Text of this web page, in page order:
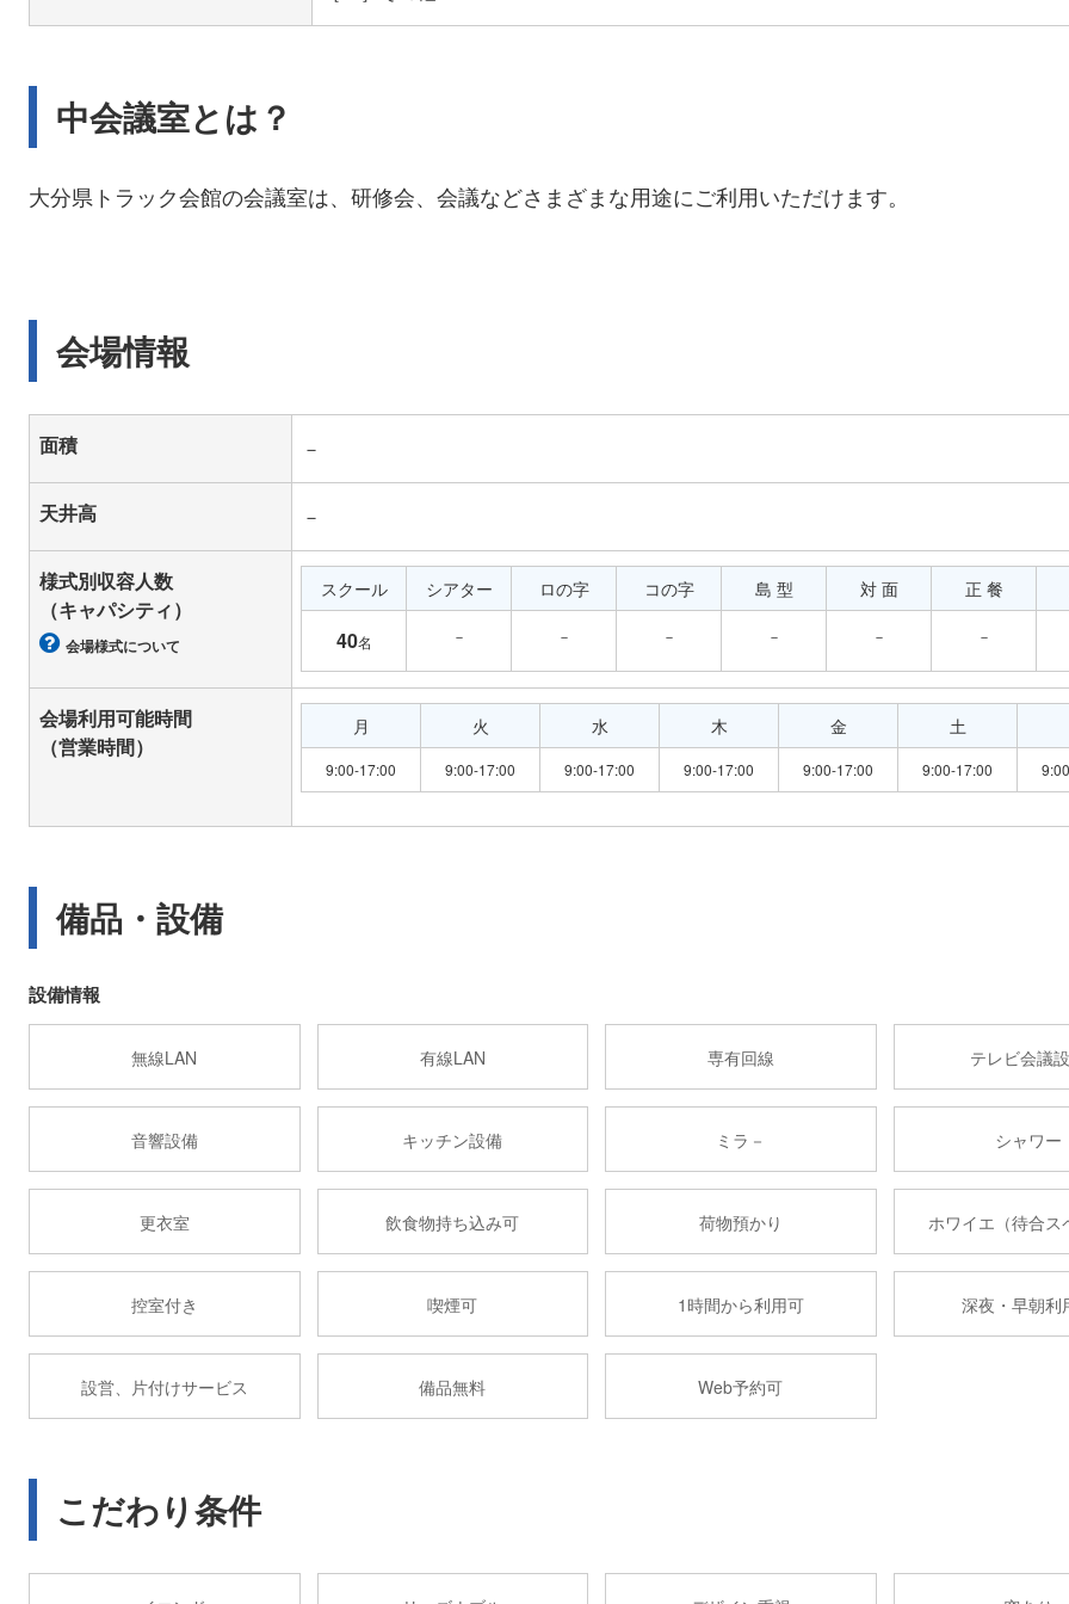
中会議室とは？
大分県トラック会館の会議室は、研修会、会議などさまざまな用途にご利用いただけます。
会場情報
面積 －
天井高 －
様式別収容人数
（キャパシティ）
会場様式について
スクール
40名
シアター
－
ロの字
－
コの字
－
島 型
－
対 面
－
正 餐
－
会場利用可能時間
（営業時間）
月
9:00-17:00
火
9:00-17:00
水
9:00-17:00
木
9:00-17:00
金
9:00-17:00
土
9:00-17:00
備品・設備
設備情報
無線LAN 有線LAN 専有回線 テレビ会議
音響設備 キッチン設備 ミラ－ シャワー
更衣室 飲食物持ち込み可 荷物預かり ホワイエ（待合ス
控室付き 喫煙可 1時間から利用可 深夜・早朝利
設営、片付けサービス 備品無料 Web予約可
こだわり条件